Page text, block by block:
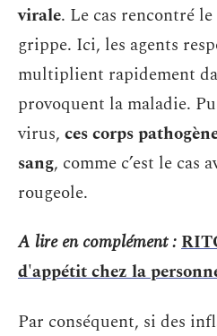
virale. Le cas rencontré
grippe. Ici, les agents
multiplient rapidement
provoquent la maladie.
virus, ces corps
sang, comme c’est le cas
rougeole.
A lire en complément :
d'appétit chez la
Par conséquent, si des